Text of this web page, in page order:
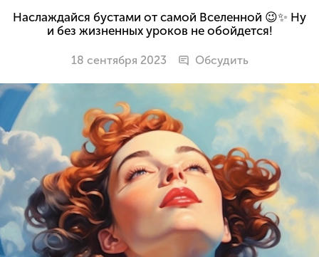
Наслаждайся бустами от самой Вселенной 😉✨ Ну
и без жизненных уроков не обойдется!
18 сентября 2023 Обсудить